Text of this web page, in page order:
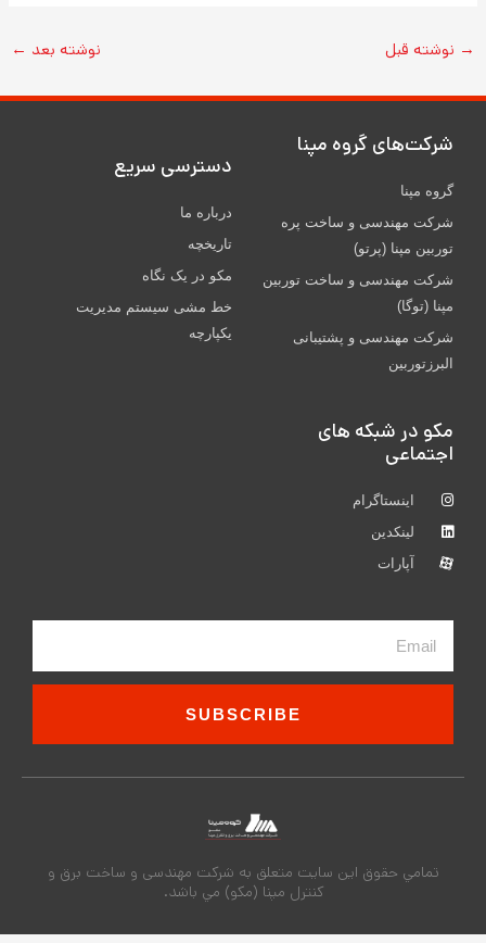
→ نوشته قبل نوشته بعد ←
شركت‌های گروه مپنا
گروه مپنا
شرکت مهندسی و ساخت پره‌
توربین مپنا (پرتو)
شركت مهندسی و ساخت توربين
مپنا (توگا)
شركت مهندسی و پشتيبانی
البرزتوربين
دسترسی سریع
درباره ما
تاریخچه
مکو در یک نگاه
خط مشی سیستم مدیریت
یکپارچه
مکو در شبکه های
اجتماعی
اینستاگرام
لینکدین
آپارات
SUBSCRIBE
تمامي حقوق اين سايت متعلق به شركت مهندسی و ساخت برق و
کنترل مپنا (مکو) مي باشد.